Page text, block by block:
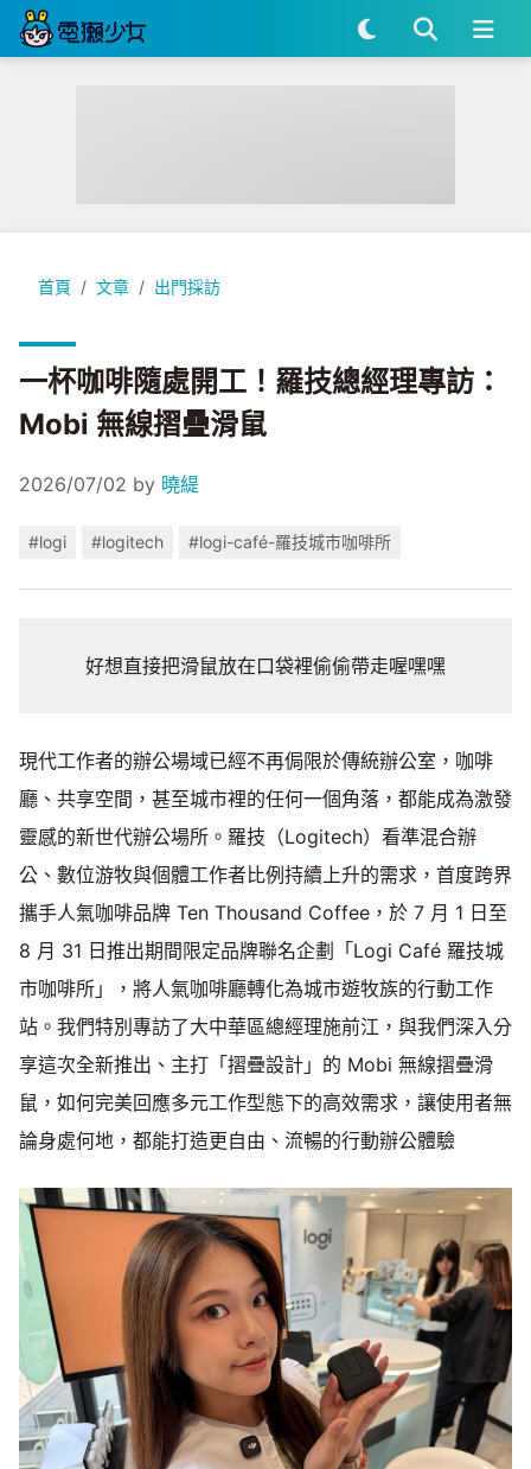
首頁 文章 出門採訪
一杯咖啡隨處開工！羅技總經理專訪：Mobi 無線摺疊滑鼠
一杯咖啡隨處開工！羅技總經理專訪：
Mobi 無線摺疊滑鼠
2026/07/02 by 曉緹
#logi #logitech #logi-café-羅技城市咖啡所
好想直接把滑鼠放在口袋裡偷偷帶走喔嘿嘿
現代工作者的辦公場域已經不再侷限於傳統辦公室，咖啡
廳、共享空間，甚至城市裡的任何一個角落，都能成為激發
靈感的新世代辦公場所。羅技（Logitech）看準混合辦
公、數位游牧與個體工作者比例持續上升的需求，首度跨界
攜手人氣咖啡品牌 Ten Thousand Coffee，於 7 月 1 日至
8 月 31 日推出期間限定品牌聯名企劃「Logi Café 羅技城
市咖啡所」，將人氣咖啡廳轉化為城市遊牧族的行動工作
站。我們特別專訪了大中華區總經理施前江，與我們深入分
享這次全新推出、主打「摺疊設計」的 Mobi 無線摺疊滑
鼠，如何完美回應多元工作型態下的高效需求，讓使用者無
論身處何地，都能打造更自由、流暢的行動辦公體驗